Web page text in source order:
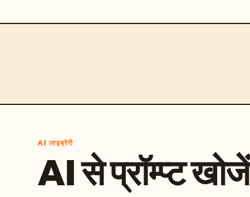
AI लाइब्रेरी
AI से प्रॉम्प्ट खोजें